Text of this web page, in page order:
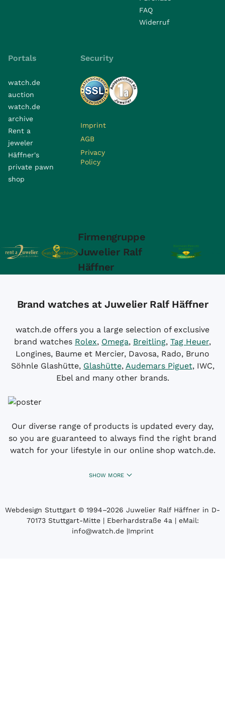
FAQ
Widerruf
Portals
watch.de
auction
watch.de
archive
Rent a
jeweler
Häffner's
private pawn
shop
Security
Imprint
AGB
Privacy
Policy
Firmengruppe
Juwelier Ralf
Häffner
Brand watches at Juwelier Ralf Häffner
watch.de offers you a large selection of exclusive
brand watches Rolex, Omega, Breitling, Tag Heuer,
Longines, Baume et Mercier, Davosa, Rado, Bruno
Söhnle Glashütte, Glashütte, Audemars Piguet, IWC,
Ebel and many other brands.
Our diverse range of products is updated every day,
so you are guaranteed to always find the right brand
watch for your lifestyle in our online shop watch.de.
SHOW MORE
Webdesign Stuttgart © 1994­–2026 Juwelier Ralf Häffner in D-
70173 Stuttgart-Mitte | Eberhardstraße 4a | eMail:
info@watch.de|Imprint